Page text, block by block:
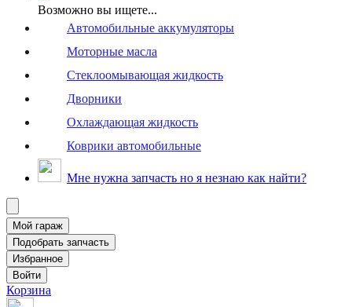
Возможно вы ищете...
Автомобильные аккумуляторы
Моторные масла
Стеклоомывающая жидкость
Дворники
Охлаждающая жидкость
Коврики автомобильные
Мне нужна запчасть но я незнаю как найти?
Корзина